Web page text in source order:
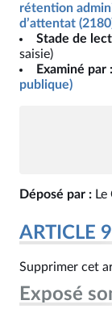
rétention
d’attentat
Stade de
saisie)
Examiné par :
publique)
Déposé par :
ARTICLE 9
Supprimer cet
Exposé